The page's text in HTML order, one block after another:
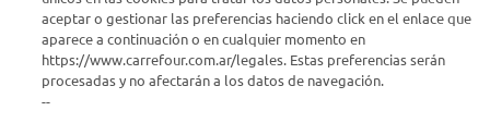
¿Tenés una consulta? Comunicate con nosotros acá
Descubrí Carrefour
aceptar o gestionar las preferencias haciendo click en el enlace que
aparece a continuación o en cualquier momento en
https://www.carrefour.com.ar/legales. Estas preferencias serán
procesadas y no afectarán a los datos de navegación.
--